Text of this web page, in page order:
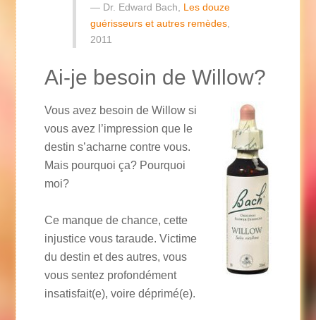
Dr. Edward Bach, Les douze
guérisseurs et autres remèdes
2011
Ai-je besoin de Willow?
Vous avez besoin de Willow si
vous avez l’impression que le
destin s’acharne contre vous.
Mais pourquoi ça? Pourquoi
moi?
Ce manque de chance, cette
injustice vous taraude. Victime
du destin et des autres, vous
vous sentez profondément
insatisfait(e), voire déprimé(e).